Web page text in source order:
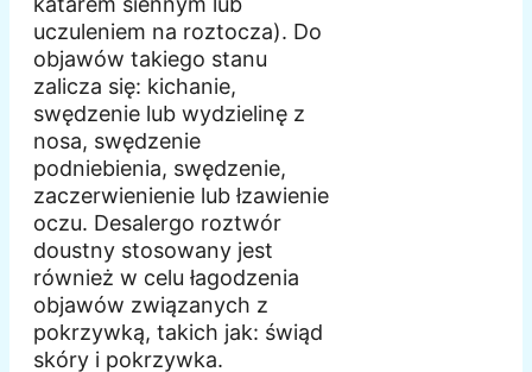
uczuleniem na roztocza). Do
objawów takiego stanu
zalicza się: kichanie,
swędzenie lub wydzielinę z
nosa, swędzenie
podniebienia, swędzenie,
zaczerwienienie lub łzawienie
oczu. Desalergo roztwór
doustny stosowany jest
również w celu łagodzenia
objawów związanych z
pokrzywką, takich jak: świąd
skóry i pokrzywka.